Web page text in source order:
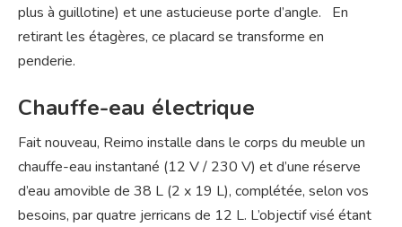
plus à guillotine) et une astucieuse porte d’angle. En
retirant les étagères, ce placard se transforme en
penderie.
Chauffe-eau électrique
Fait nouveau, Reimo installe dans le corps du meuble un
chauffe-eau instantané (12 V / 230 V) et d’une réserve
d’eau amovible de 38 L (2 x 19 L), complétée, selon vos
besoins, par quatre jerricans de 12 L. L’objectif visé étant